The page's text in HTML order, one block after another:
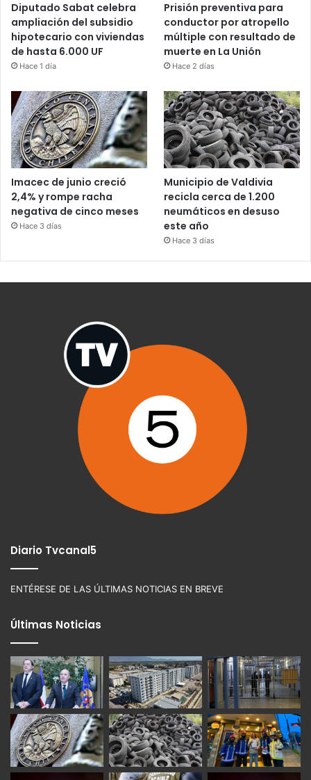
Diputado Sabat celebra
ampliación del subsidio
hipotecario con viviendas
de hasta 6.000 UF
Hace 1 día
Prisión preventiva para
conductor por atropello
múltiple con resultado de
muerte en La Unión
Hace 2 días
Imacec de junio creció
2,4% y rompe racha
negativa de cinco meses
Hace 3 días
Municipio de Valdivia
recicla cerca de 1.200
neumáticos en desuso
este año
Hace 3 días
Diario Tvcanal5
ENTÉRESE DE LAS ÚLTIMAS NOTICIAS EN BREVE
Últimas Noticias